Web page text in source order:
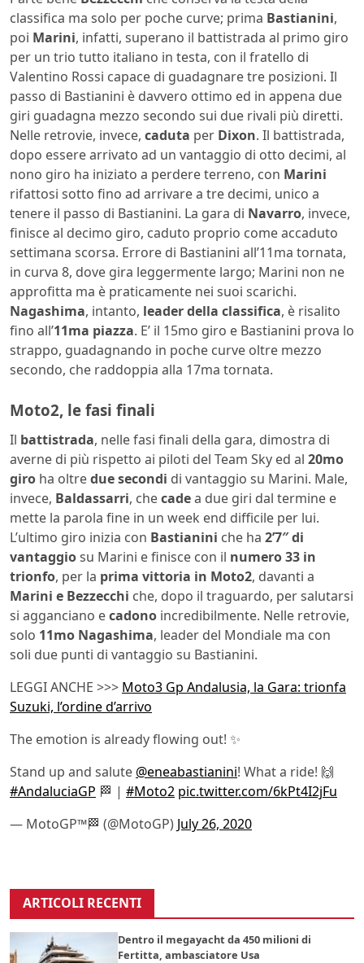
classifica ma solo per poche curve; prima Bastianini,
poi Marini, infatti, superano il battistrada al primo giro
per un trio tutto italiano in testa, con il fratello di
Valentino Rossi capace di guadagnare tre posizioni. Il
passo di Bastianini è davvero ottimo ed in appena due
giri guadagna mezzo secondo sui due rivali più diretti.
Nelle retrovie, invece, caduta per Dixon. Il battistrada,
dopo essere arrivato ad un vantaggio di otto decimi, al
nono giro ha iniziato a perdere terreno, con Marini
rifattosi sotto fino ad arrivare a tre decimi, unico a
tenere il passo di Bastianini. La gara di Navarro, invece,
finisce al decimo giro, caduto proprio come accaduto
settimana scorsa. Errore di Bastianini all’11ma tornata,
in curva 8, dove gira leggermente largo; Marini non ne
approfitta ma è praticamente nei suoi scarichi.
Nagashima, intanto, leader della classifica, è risalito
fino all’11ma piazza. E’ il 15mo giro e Bastianini prova lo
strappo, guadagnando in poche curve oltre mezzo
secondo, che raddoppia alla 17ma tornata.
Moto2, le fasi finali
Il battistrada, nelle fasi finali della gara, dimostra di
averne di più rispetto ai piloti del Team Sky ed al 20mo
giro ha oltredue secondi di vantaggio su Marini. Male,
invece, Baldassarri, checadea due giri dal termine e
mette la parola fine in un week end difficile per lui.
L’ultimo giro inizia con Bastianini che ha 2’7″ di
vantaggiosu Marini e finisce con il numero 33 in
trionfo, per la prima vittoria in Moto2, davanti a
Marini e Bezzecchi che, dopo il traguardo, per salutarsi
si agganciano ecadono incredibilmente. Nelle retrovie,
solo 11mo Nagashima, leader del Mondiale ma con
soli due punti di vantaggio su Bastianini.
LEGGI ANCHE >>> Moto3 Gp Andalusia, la Gara: trionfa
Suzuki, l’ordine d’arrivo
The emotion is already flowing out! ✨
Stand up and salute @eneabastianini! What a ride! 🙌
#AndaluciaGP 🏁 | #Moto2 pic.twitter.com/6kPt4I2jFu
— MotoGP™🏁 (@MotoGP) July 26, 2020
ARTICOLI RECENTI
Dentro il megayacht da 450 milioni di
Fertitta, ambasciatore Usa